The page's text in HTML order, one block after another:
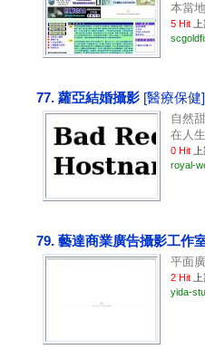
本當
5 Hit
77. 蘿亞結婚攝影 [醫療保健]
自然
在人
0 Hit
royal-
79. 藝達商業廣告攝影工作
平面
2 Hit
yida-